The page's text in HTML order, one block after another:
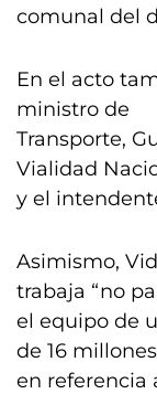
comunal del
En el acto
ministro de
Transporte,
Vialidad
y el
Asimismo,
trabaja “no
el equipo de
de 16
en referencia